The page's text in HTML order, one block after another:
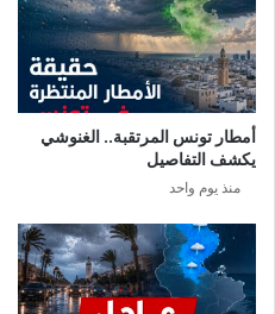
أمطار تونس المرتقبة.. الغنوشي
يكشف التفاصيل
منذ يوم واحد